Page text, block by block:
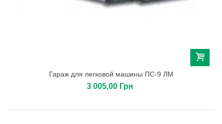
Гараж для легковой машины ПС-9 ЛМ
3 005,00 Грн